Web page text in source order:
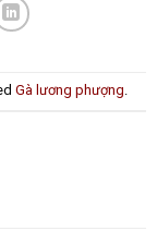
Gà lương phượng.